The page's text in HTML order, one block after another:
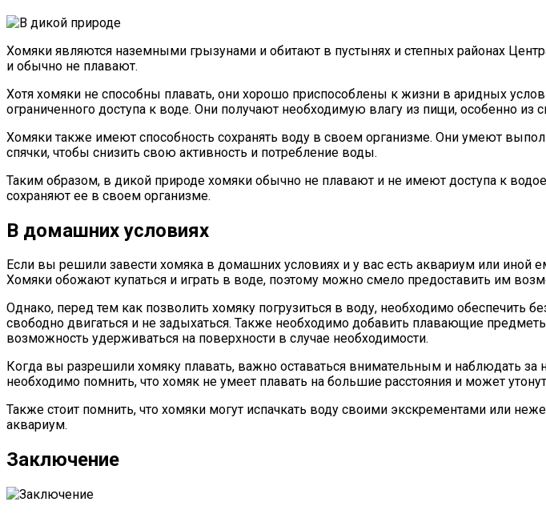
Хомяки являются наземными грызунами и обитают в пустынях и степных районах
и обычно не плавают.
Хотя хомяки не способны плавать, они хорошо приспособлены к жизни в аридных
ограниченного доступа к воде. Они получают необходимую влагу из пищи, особенно
Хомяки также имеют способность сохранять воду в своем организме. Они умеют
спячки, чтобы снизить свою активность и потребление воды.
Таким образом, в дикой природе хомяки обычно не плавают и не имеют доступа к
сохраняют ее в своем организме.
В домашних условиях
Если вы решили завести хомяка в домашних условиях и у вас есть аквариум или
Хомяки обожают купаться и играть в воде, поэтому можно смело предоставить им
Однако, перед тем как позволить хомяку погрузиться в воду, необходимо
свободно двигаться и не задыхаться. Также необходимо добавить плавающие
возможность удерживаться на поверхности в случае необходимости.
Когда вы разрешили хомяку плавать, важно оставаться внимательным и наблюдать за
необходимо помнить, что хомяк не умеет плавать на большие расстояния и может
Также стоит помнить, что хомяки могут испачкать воду своими экскрементами или
аквариум.
Заключение